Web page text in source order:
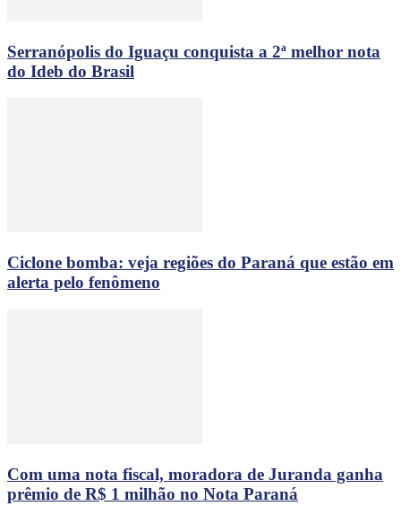
Serranópolis do Iguaçu conquista a 2ª melhor nota
do Ideb do Brasil
Ciclone bomba: veja regiões do Paraná que estão em
alerta pelo fenômeno
Com uma nota fiscal, moradora de Juranda ganha
prêmio de R$ 1 milhão no Nota Paraná